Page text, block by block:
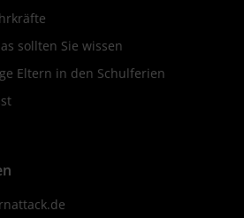
sollten Sie wissen
Eltern in den Schulferien